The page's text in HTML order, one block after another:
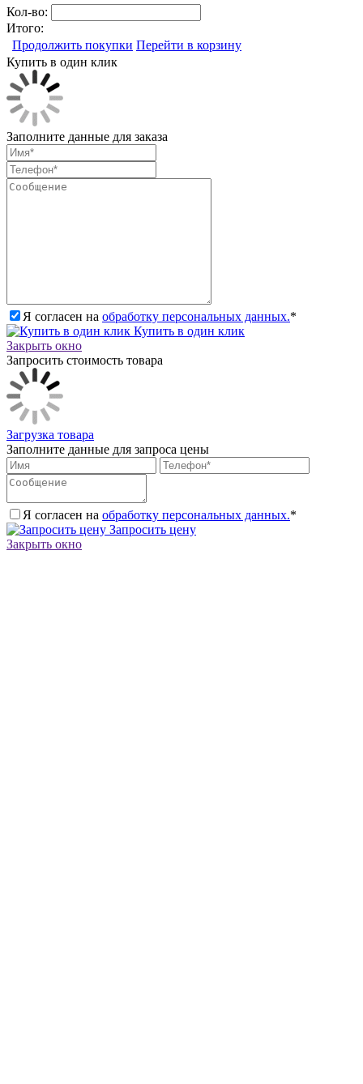
Кол-во:
Итого:
Продолжить покупки Перейти в корзину
Купить в один клик
Заполните данные для заказа
Я согласен на обработку персональных данных.*
Купить в один клик
Закрыть окно
Запросить стоимость товара
Загрузка товара
Заполните данные для запроса цены
Я согласен на обработку персональных данных.*
Запросить цену
Закрыть окно